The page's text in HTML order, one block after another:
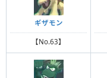
ギザモン
【No.63】